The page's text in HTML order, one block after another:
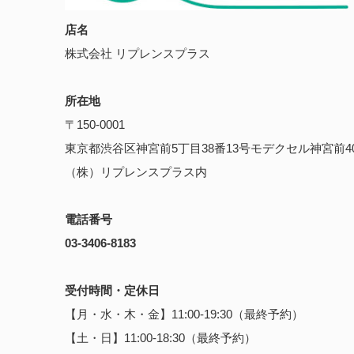
店名
株式会社 リプレンスプラス
所在地
〒150-0001
東京都渋谷区神宮前5丁目38番13号モデクセル神宮前
（株）リプレンスプラス内
電話番号
03-3406-8183
受付時間・定休日
【月・水・木・金】11:00-19:30（最終予約）
【土・日】11:00-18:30（最終予約）